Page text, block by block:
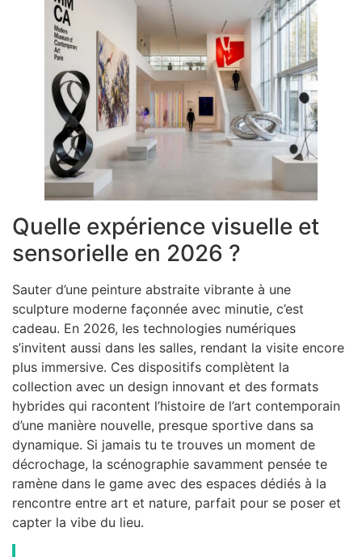
Quelle expérience visuelle et
sensorielle en 2026 ?
Sauter d’une peinture abstraite vibrante à une
sculpture moderne façonnée avec minutie, c’est
cadeau. En 2026, les technologies numériques
s’invitent aussi dans les salles, rendant la visite encore
plus immersive. Ces dispositifs complètent la
collection avec un design innovant et des formats
hybrides qui racontent l’histoire de l’art contemporain
d’une manière nouvelle, presque sportive dans sa
dynamique. Si jamais tu te trouves un moment de
décrochage, la scénographie savamment pensée te
ramène dans le game avec des espaces dédiés à la
rencontre entre art et nature, parfait pour se poser et
capter la vibe du lieu.